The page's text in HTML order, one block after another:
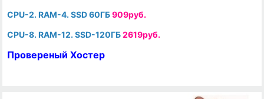
CPU-2. RAM-4. SSD 60ГБ909руб.
CPU-8. RAM-12. SSD-120ГБ2619руб.
Провереный Хостер